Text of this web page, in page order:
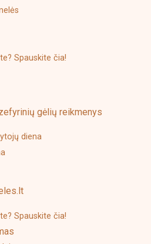
Spauskite čia!
diena
Spauskite čia!
gėlių reikmenys